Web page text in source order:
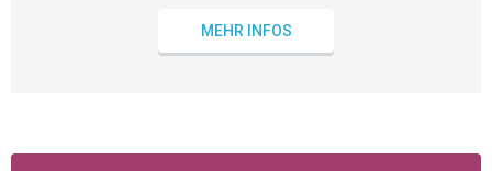
MEHR INFOS